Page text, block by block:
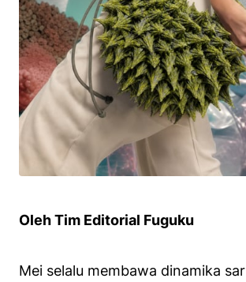
Oleh Tim Editorial Fuguku
Mei selalu membawa dinamika